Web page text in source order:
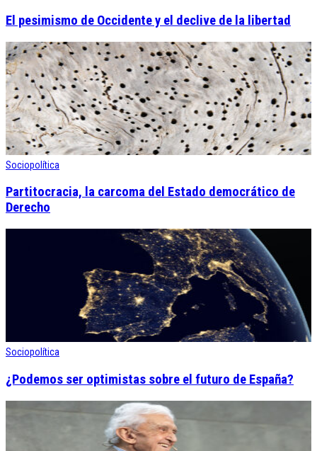
El pesimismo de Occidente y el declive de la libertad
Sociopolítica
Partitocracia, la carcoma del Estado democrático de
Derecho
Sociopolítica
¿Podemos ser optimistas sobre el futuro de España?